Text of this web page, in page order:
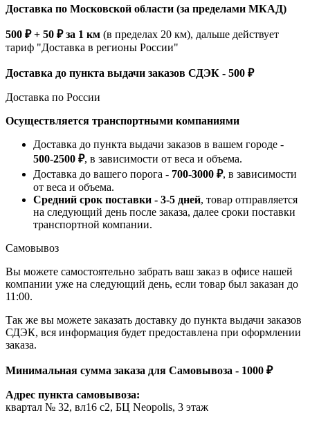
Доставка по Московской области (за пределами МКАД)
500 ₽ + 50 ₽ за 1 км (в пределах 20 км), дальше действует
тариф "Доставка в регионы России"
Доставка до пункта выдачи заказов СДЭК - 500 ₽
Доставка по России
Осуществляется транспортными компаниями
Доставка до пункта выдачи заказов в вашем городе -
500-2500 ₽, в зависимости от веса и объема.
Доставка до вашего порога - 700-3000 ₽, в зависимости
от веса и объема.
Средний срок поставки - 3-5 дней, товар отправляется
на следующий день после заказа, далее сроки поставки
транспортной компании.
Самовывоз
Вы можете самостоятельно забрать ваш заказ в офисе нашей
компании уже на следующий день, если товар был заказан до
11:00.
Так же вы можете заказать доставку до пункта выдачи заказов
СДЭК, вся информация будет предоставлена при оформлении
заказа.
Минимальная сумма заказа для Самовывоза - 1000 ₽
Адрес пункта самовывоза:
квартал № 32, вл16 с2, БЦ Neopolis, 3 этаж